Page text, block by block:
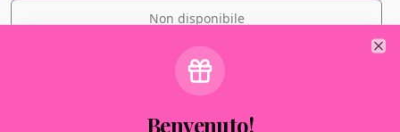
Non disponibile
Benvenuto!